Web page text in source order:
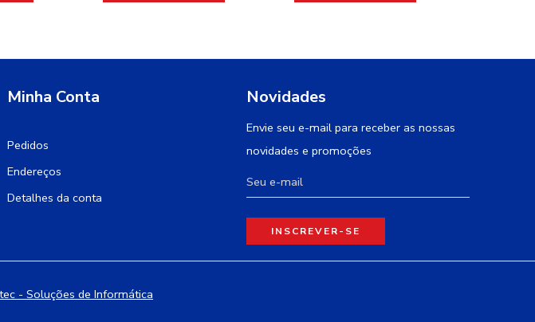
Minha Conta
Pedidos
Endereços
Detalhes da conta
Novidades
Envie seu e-mail para receber as nossas
novidades e promoções
- Soluções de Informática